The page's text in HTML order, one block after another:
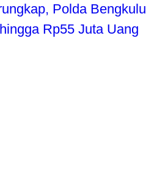
Polda Bengkulu
Rp55 Juta Uang